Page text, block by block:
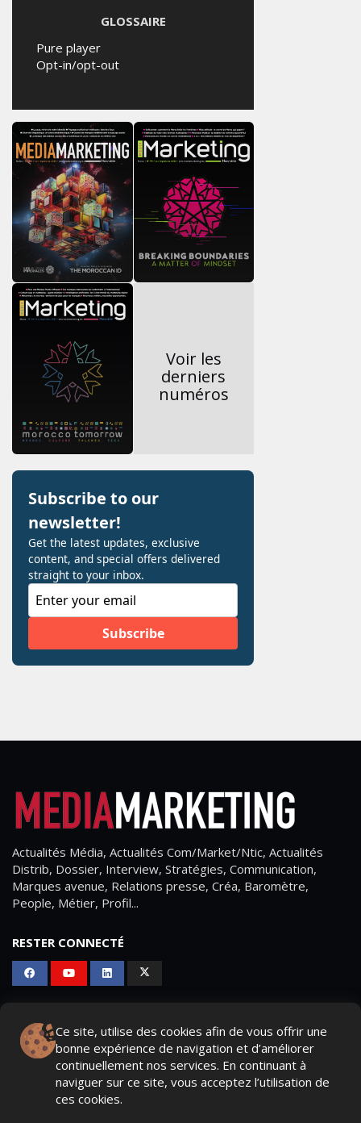
GLOSSAIRE
Pure player
Opt-in/opt-out
Voir les
derniers
numéros
Ce site, utilise des cookies afin de vous offrir une
bonne expérience de navigation et d’améliorer
continuellement nos services. En continuant à
naviguer sur ce site, vous acceptez l’utilisation de
ces cookies.
Actualités Média, Actualités Com/Market/Ntic, Actualités
Distrib, Dossier, Interview, Stratégies, Communication,
Marques avenue, Relations presse, Créa, Baromètre,
People, Métier, Profil...
RESTER CONNECTÉ
- Page d'accueil
- Qui sommes-nous ?